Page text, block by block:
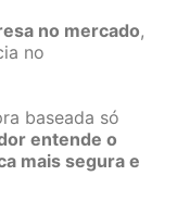
no mercado,
no
baseada só
entende o
mais segura e